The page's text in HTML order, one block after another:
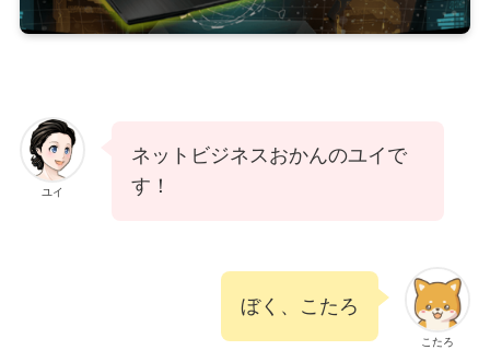
ユイ
ネットビジネスおかんのユイで
す！
こたろ
ぼく、こたろ